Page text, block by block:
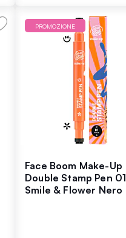
PROMOZIONE
Face Boom Make-Up
Double Stamp Pen 01
Smile & Flower Nero